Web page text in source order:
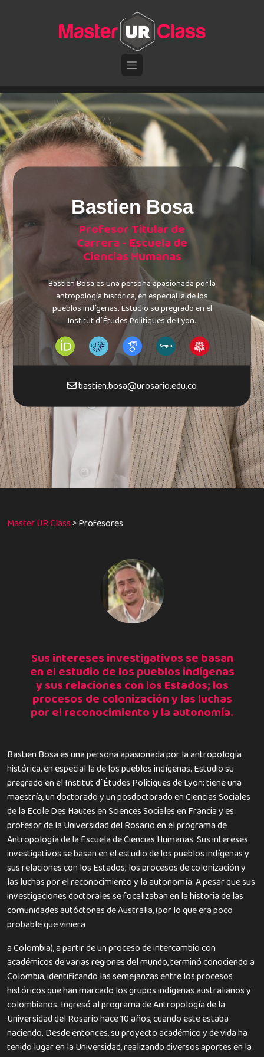
Bastien Bosa
Profesor Titular de
Carrera - Escuela de
Ciencias Humanas
Bastien Bosa es una persona apasionada por la
antropología histórica, en especial la de los
pueblos indígenas. Estudio su pregrado en el
Institut d´Études Politiques de Lyon.
bastien.bosa@urosario.edu.co
Master UR Class>Profesores
Sus intereses investigativos se basan
en el estudio de los pueblos indígenas
y sus relaciones con los Estados; los
procesos de colonización y las luchas
por el reconocimiento y la autonomía.
Bastien Bosa es una persona apasionada por la antropología
histórica, en especial la de los pueblos indígenas. Estudio su
pregrado en el Institut d´Études Politiques de Lyon; tiene una
maestría, un doctorado y un posdoctorado en Ciencias Sociales
de la Ecole Des Hautes en Sciences Sociales en Francia y es
profesor de la Universidad del Rosario en el programa de
Antropología de la Escuela de Ciencias Humanas. Sus intereses
investigativos se basan en el estudio de los pueblos indígenas y
sus relaciones con los Estados; los procesos de colonización y
las luchas por el reconocimiento y la autonomía. A pesar que sus
investigaciones doctorales se focalizaban en la historia de las
comunidades autóctonas de Australia, (por lo que era poco
probable que viniera
a Colombia), a partir de un proceso de intercambio con
académicos de varias regiones del mundo, terminó conociendo a
Colombia, identificando las semejanzas entre los procesos
históricos que han marcado los grupos indígenas australianos y
colombianos. Ingresó al programa de Antropología de la
Universidad del Rosario hace 10 años, cuando este estaba
naciendo. Desde entonces, su proyecto académico y de vida ha
tenido lugar en la Universidad, realizando diversos aportes en la